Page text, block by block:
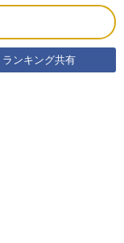
ランキング共有